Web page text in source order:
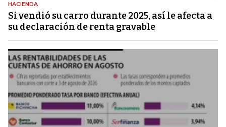
HACIENDA
Si vendió su carro durante 2025, así le afecta a
su declaración de renta gravable